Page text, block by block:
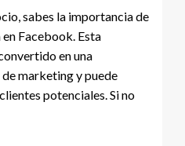
sabes la importancia de
Facebook. Esta
en una
marketing y puede
potenciales. Si no